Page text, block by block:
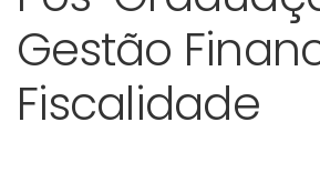
Gestão
Fiscalidade